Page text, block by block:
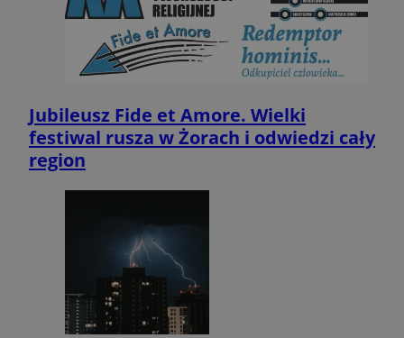
Jubileusz Fide et Amore. Wielki
festiwal rusza w Żorach i odwiedzi cały
region